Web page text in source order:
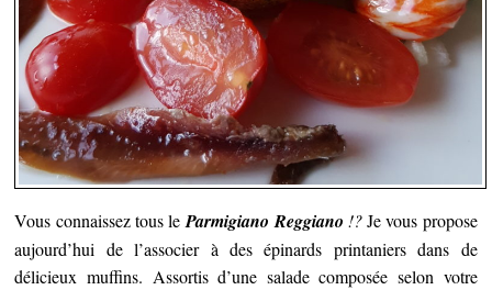
Vous connaissez tous leParmigiano Reggiano !?Je vous propose
aujourd’hui de l’associer à des épinards printaniers dans de
délicieux muffins. Assortis d’une salade composée selon votre